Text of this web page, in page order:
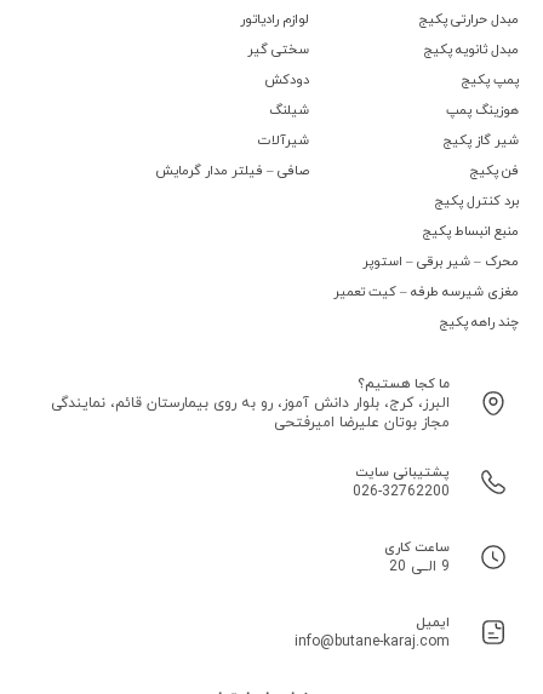
مبدل حرارتی پکیج
مبدل ثانویه پکیج
پمپ پکیج
هوزینگ پمپ
شیر گاز پکیج
فن پکیج
برد کنترل پکیج
منبع انبساط پکیج
محرک – شیر برقی – استوپر
مغزی شیرسه طرفه – کیت تعمیر
چند راهه پکیج
لوازم رادیاتور
سختی گیر
دودکش
شیلنگ
شیرآلات
صافی – فیلتر مدار گرمایش
ما کجا هستیم؟
البرز، کرج، بلوار دانش آموز، رو به روی بیمارستان قائم، نمایندگی
مجاز بوتان علیرضا امیرفتحی
پشتیبانی سایت
026-32762200
ساعت کاری
9 الــی 20
ایمیل
info@butane-karaj.com